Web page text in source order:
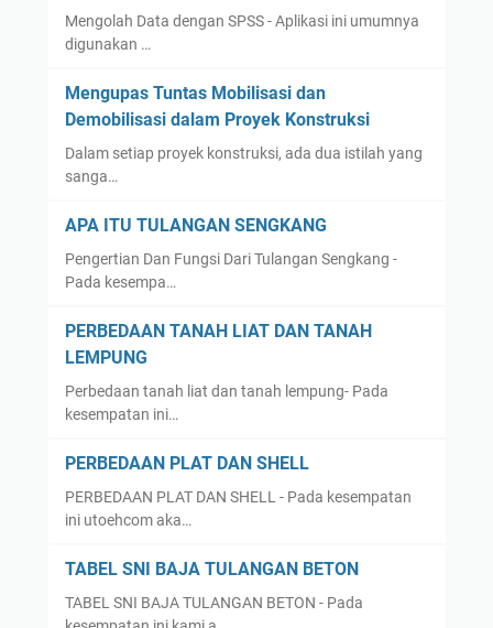
Mengolah Data dengan SPSS - Aplikasi ini umumnya
digunakan …
Mengupas Tuntas Mobilisasi dan
Demobilisasi dalam Proyek Konstruksi
Dalam setiap proyek konstruksi, ada dua istilah yang
sanga…
APA ITU TULANGAN SENGKANG
Pengertian Dan Fungsi Dari Tulangan Sengkang -
Pada kesempa…
PERBEDAAN TANAH LIAT DAN TANAH
LEMPUNG
Perbedaan tanah liat dan tanah lempung- Pada
kesempatan ini…
PERBEDAAN PLAT DAN SHELL
PERBEDAAN PLAT DAN SHELL - Pada kesempatan
ini utoehcom aka…
TABEL SNI BAJA TULANGAN BETON
TABEL SNI BAJA TULANGAN BETON - Pada